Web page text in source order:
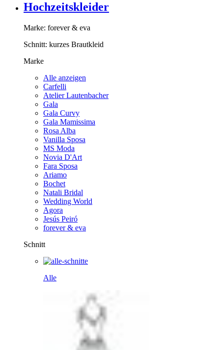
Hochzeitskleider
Marke: forever & eva
Schnitt: kurzes Brautkleid
Marke
Alle anzeigen
Carfelli
Atelier Lautenbacher
Gala
Gala Curvy
Gala Mamissima
Rosa Alba
Vanilla Sposa
MS Moda
Novia D'Art
Fara Sposa
Ariamo
Bochet
Natali Bridal
Wedding World
Agora
Jesús Peiró
forever & eva
Schnitt
Alle